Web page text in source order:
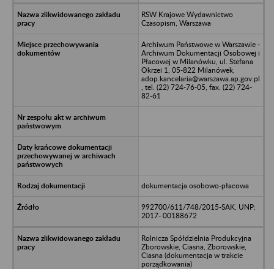
RSW Krajowe Wydawnictwo
Czasopism, Warszawa
Archiwum Państwowe w Warszawie -
Archiwum Dokumentacji Osobowej i
Płacowej w Milanówku, ul. Stefana
Okrzei 1, 05-822 Milanówek,
adop.kancelaria@warszawa.ap.gov.pl
, tel. (22) 724-76-05, fax. (22) 724-
82-61
dokumentacja osobowo-płacowa
992700/611/748/2015-SAK, UNP:
2017- 00188672
Rolnicza Spółdzielnia Produkcyjna
Zborowskie, Ciasna, Zborowskie,
Ciasna (dokumentacja w trakcie
porządkowania)